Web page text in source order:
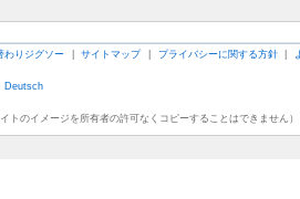
わりジグソー | サイトマップ | プライバシーに関する方針 |
Deutsch
のイメージを所有者の許可なくコピーすることはできません）